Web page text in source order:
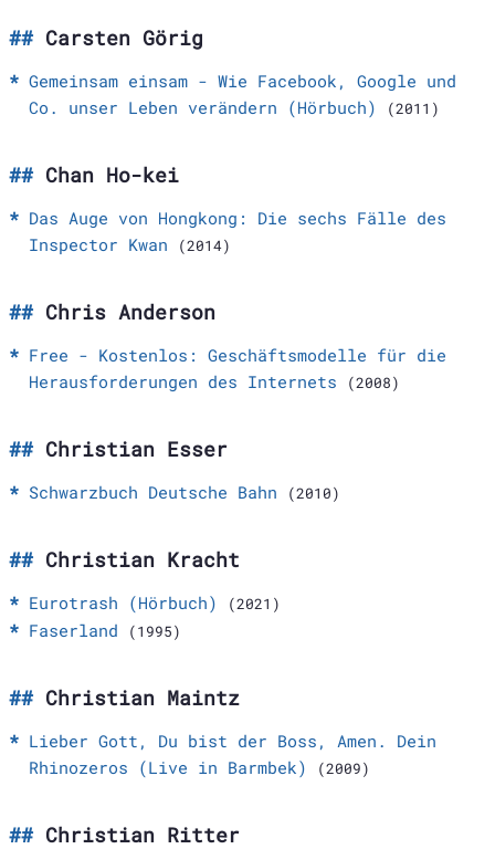
Carsten Görig
Gemeinsam einsam - Wie Facebook, Google und
Co. unser Leben verändern (Hörbuch)
(2011)
Chan Ho-kei
Das Auge von Hongkong: Die sechs Fälle des
Inspector Kwan
(2014)
Chris Anderson
Free - Kostenlos: Geschäftsmodelle für die
Herausforderungen des Internets
(2008)
Christian Esser
Schwarzbuch Deutsche Bahn (2010)
Christian Kracht
Eurotrash (Hörbuch) (2021)
Faserland (1995)
Christian Maintz
Lieber Gott, Du bist der Boss, Amen. Dein
Rhinozeros (Live in Barmbek)
(2009)
Christian Ritter